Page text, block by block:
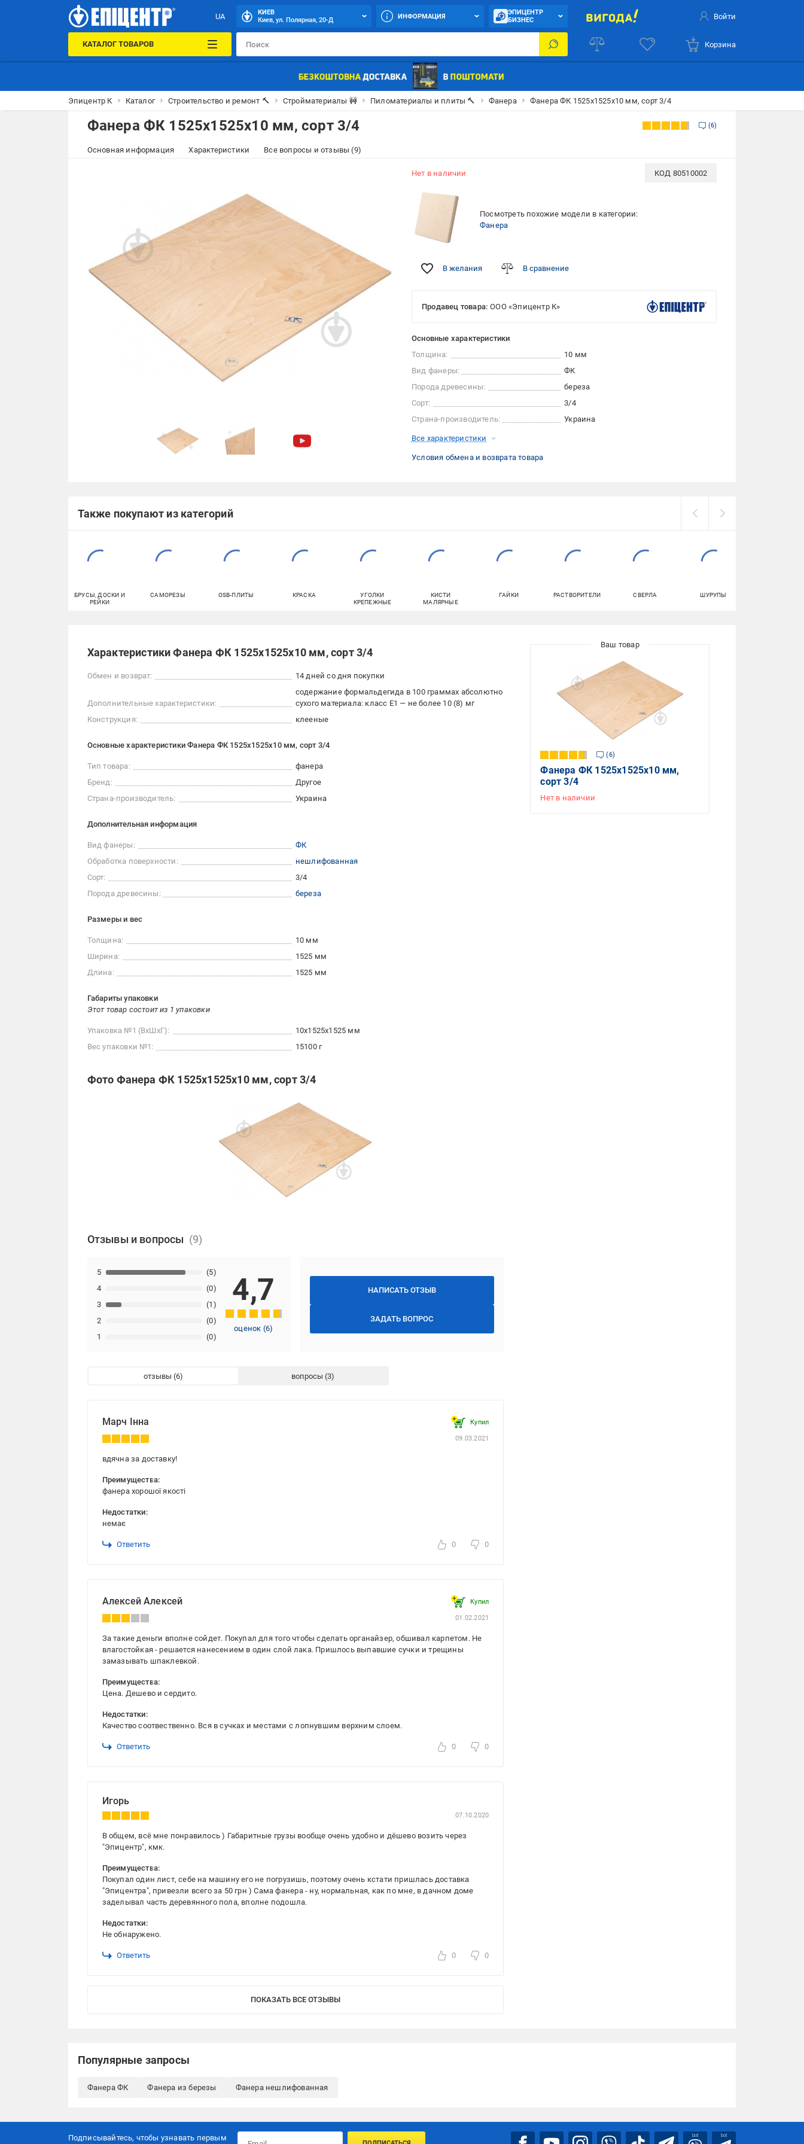
UA
КИЕВ
Киев, ул. Полярная, 20-Д
ИНФОРМАЦИЯ
ЭПИЦЕНТР
БИЗНЕС
Войти
КАТАЛОГ ТОВАРОВ Корзина
Эпицентр К Каталог Строительство и ремонт 🔨 Стройматериалы 🚧 Пиломатериалы и плиты 🔨 Фанера Фанера ФК 1525x1525x10 мм, сорт 3/4
Фанера ФК 1525x1525x10 мм, сорт 3/4 6
Основная информация Характеристики Все вопросы и отзывы (9)
Нет в наличии КОД 80510002
Посмотреть похожие модели в категории:
Фанера
В желания В сравнение
Продавец товара: ООО «Эпицентр К»
Основные характеристики
Толщина:
10 мм
Вид фанеры:
ФК
Порода древесины:
береза
Сорт:
3/4
Страна-производитель:
Украина
Все характеристики
Условия обмена и возврата товара
Также покупают из категорий
БРУСЫ, ДОСКИ И
РЕЙКИ
САМОРЕЗЫ OSB-ПЛИТЫ КРАСКА
УГОЛКИ
КРЕПЕЖНЫЕ
КИСТИ
МАЛЯРНЫЕ
ГАЙКИ РАСТВОРИТЕЛИ СВЕРЛА ШУРУПЫ
Характеристики Фанера ФК 1525x1525x10 мм, сорт 3/4
Обмен и возврат: 14 дней со дня покупки
Дополнительные характеристики:
содержание формальдегида в 100 граммах абсолютно
сухого материала: класс E1 — не более 10 (8) мг
Конструкция:
клееные
Основные характеристики Фанера ФК 1525x1525x10 мм, сорт 3/4
Тип товара:
фанера
Бренд:
Другое
Страна-производитель:
Украина
Дополнительная информация
Вид фанеры:
ФК
Обработка поверхности:
нешлифованная
Сорт:
3/4
Порода древесины:
береза
Размеры и вес
Толщина:
10 мм
Ширина:
1525 мм
Длина:
1525 мм
Габариты упаковки
Этот товар состоит из 1 упаковки
Упаковка №1 (ВхШхГ):
10x1525x1525 мм
Вес упаковки №1:
15100 г
Фото Фанера ФК 1525x1525x10 мм, сорт 3/4
Отзывы и вопросы
НАПИСАТЬ ОТЗЫВ
ЗАДАТЬ ВОПРОС
1 (0)
2 (0)
3 (1)
4 (0)
5 (5)
4,7
оценок (6)
отзывы вопросы
Марч Інна Купил
09.03.2021
вдячна за доставку!
Преимущества:
фанера хорошої якості
Недостатки:
немає
Ответить 0 0
Алексей Алексей Купил
01.02.2021
За такие деньги вполне сойдет. Покупал для того чтобы сделать органайзер, обшивал карпетом. Не
влагостойкая - решается нанесением в один слой лака. Пришлось выпавшие сучки и трещины
замазывать шпаклевкой.
Преимущества:
Цена. Дешево и сердито.
Недостатки:
Качество соотвественно. Вся в сучках и местами с лопнувшим верхним слоем.
Ответить 0 0
Игорь
07.10.2020
В общем, всё мне понравилось ) Габаритные грузы вообще очень удобно и дёшево возить через
"Эпицентр", кмк.
Преимущества:
Покупал один лист, себе на машину его не погрузишь, поэтому очень кстати пришлась доставка
"Эпицентра", привезли всего за 50 грн ) Сама фанера - ну, нормальная, как по мне, в дачном доме
заделывал часть деревянного пола, вполне подошла.
Недостатки:
Не обнаружено.
Ответить 0 0
ПОКАЗАТЬ ВСЕ ОТЗЫВЫ
6
Фанера ФК 1525x1525x10 мм,
сорт 3/4
Нет в наличии
Популярные запросы
Фанера ФК Фанера из березы Фанера нешлифованная
Подписывайтесь, чтобы узнавать первым bot bot